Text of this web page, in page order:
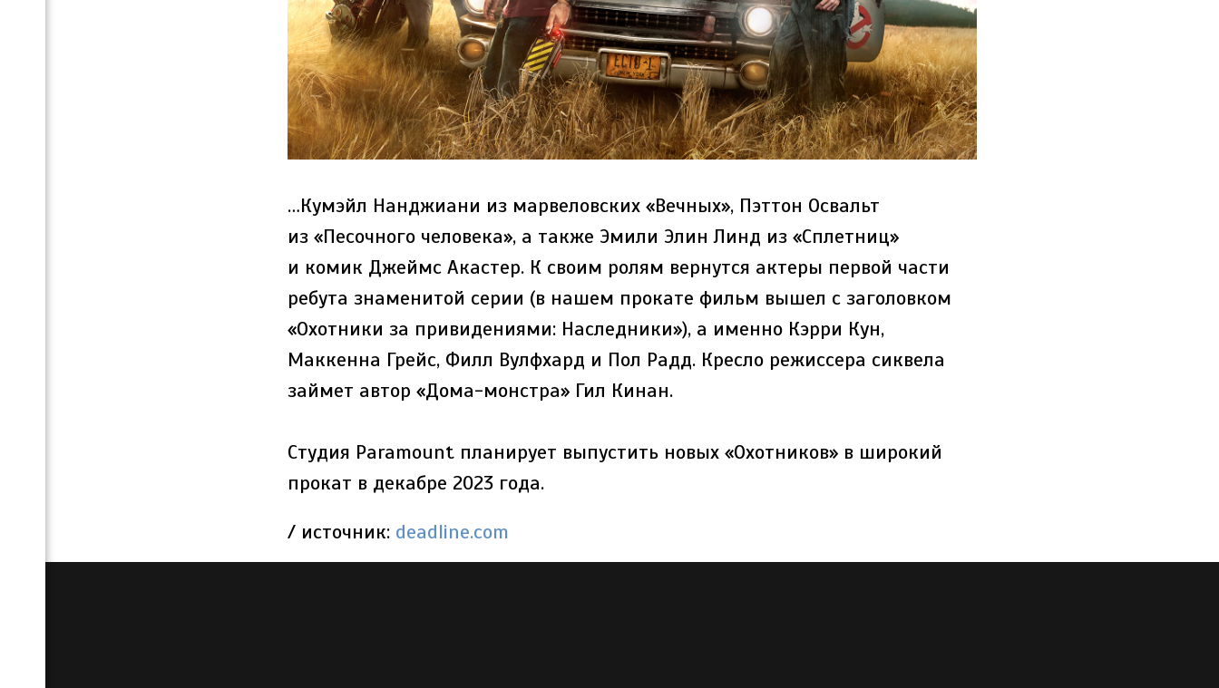
…Кумэйл Нанджиани из марвеловских «Вечных», Пэттон Освальт
из «Песочного человека», а также Эмили Элин Линд из «Сплетниц»
и комик Джеймс Акастер. К своим ролям вернутся актеры первой части
ребута знаменитой серии (в нашем прокате фильм вышел с заголовком
«Охотники за привидениями: Наследники»), а именно Кэрри Кун,
Маккенна Грейс, Филл Вулфхард и Пол Радд. Кресло режиссера сиквела
займет автор «Дома-монстра» Гил Кинан.
Студия Paramount планирует выпустить новых «Охотников» в широкий
прокат в декабре 2023 года.
/ источник: deadline.com